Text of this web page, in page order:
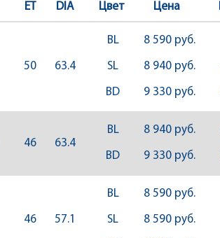
ET DIA Цвет Цена
50 63.4
BL 8 590 руб.
SL 8 940 руб.
BD 9 330 руб.
46 63.4
BL 8 940 руб.
BD 9 330 руб.
46 57.1
BL 8 590 руб.
SL 8 590 руб.